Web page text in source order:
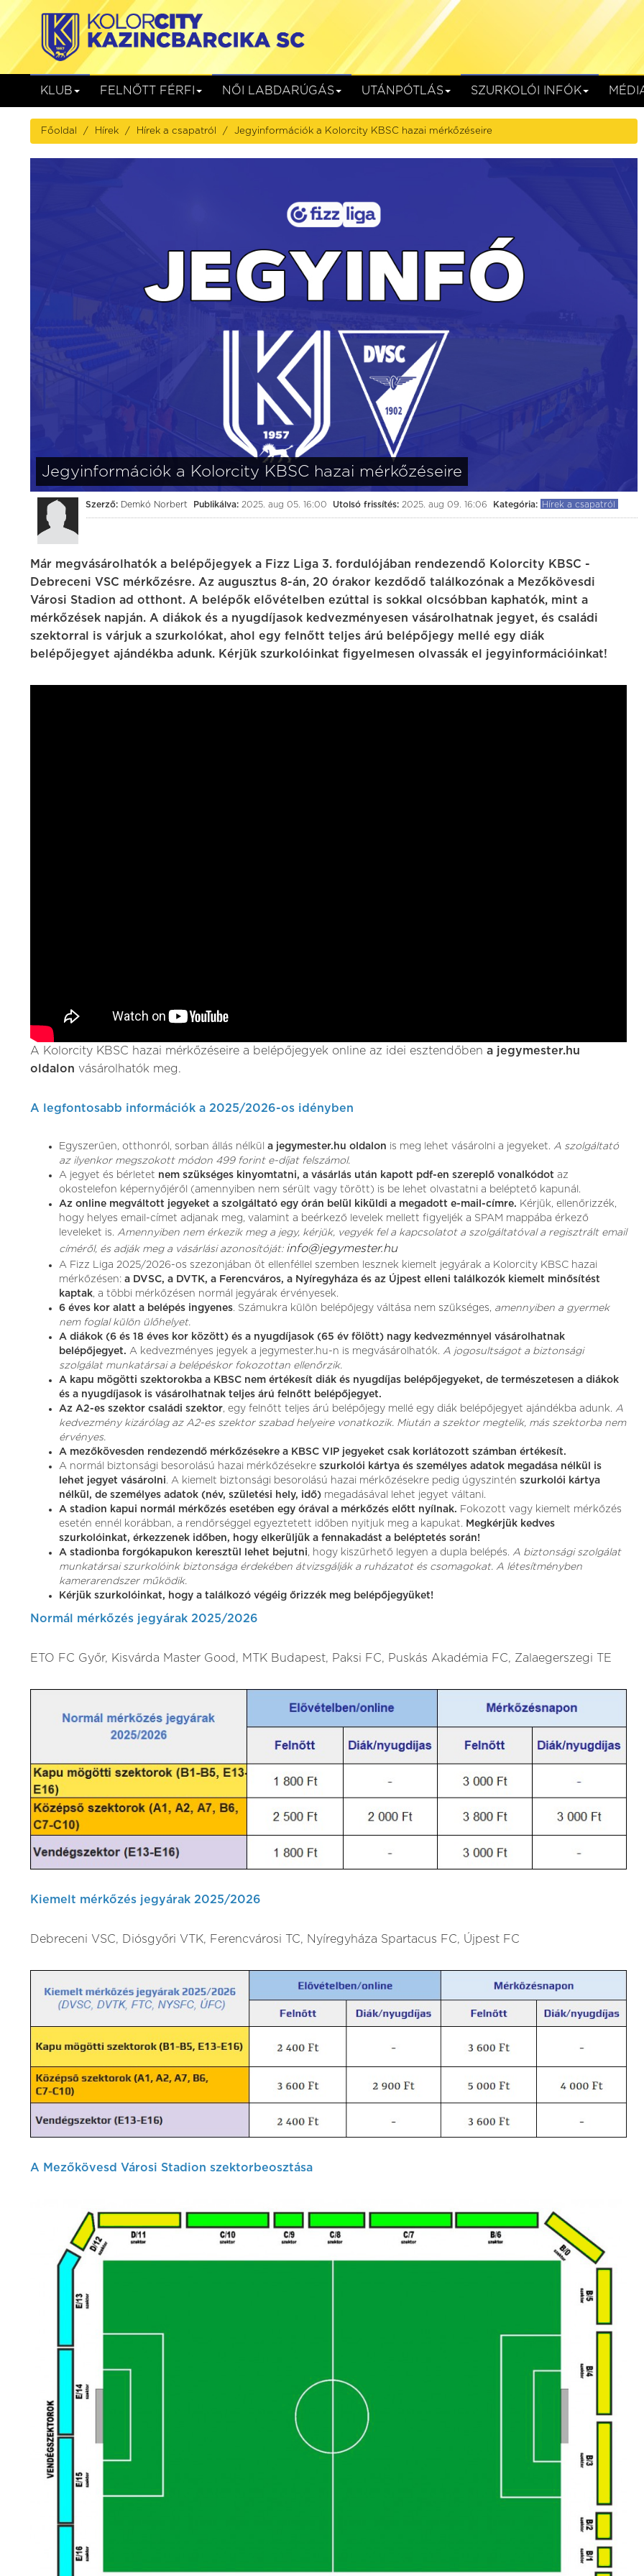
KLUB FELNŐTT FÉRFI NŐI LABDARÚGÁS UTÁNPÓTLÁS SZURKOLÓI INFÓK
Főoldal Hírek Hírek a csapatról Jegyinformációk a Kolorcity KBSC hazai mérkőzéseire
Jegyinformációk a Kolorcity KBSC hazai mérkőzéseire
Szerző: Demkó Norbert Publikálva: 2025. aug 05. 16:00 Utolsó frissítés: 2025. aug 09. 16:06 Kategória: Hírek a csapatról
Már megvásárolhatók a belépőjegyek a Fizz Liga 3. fordulójában rendezendő Kolorcity KBSC -
Debreceni VSC mérkőzésre. Az augusztus 8-án, 20 órakor kezdődő találkozónak a Mezőkövesdi
Városi Stadion ad otthont. A belépők elővételben ezúttal is sokkal olcsóbban kaphatók, mint a
mérkőzések napján. A diákok és a nyugdíjasok kedvezményesen vásárolhatnak jegyet, és családi
szektorral is várjuk a szurkolókat, ahol egy felnőtt teljes árú belépőjegy mellé egy diák
belépőjegyet ajándékba adunk. Kérjük szurkolóinkat figyelmesen olvassák el jegyinformációinkat!
A Kolorcity KBSC hazai mérkőzéseire a belépőjegyek online az idei esztendőben a jegymester.hu
oldalon vásárolhatók meg.
A legfontosabb információk a 2025/2026-os idényben
Egyszerűen, otthonról, sorban állás nélkül a jegymester.hu oldalon is meg lehet vásárolni a jegyeket. A szolgáltató
az ilyenkor megszokott módon 499 forint e-díjat felszámol.
A jegyet és bérletet nem szükséges kinyomtatni, a vásárlás után kapott pdf-en szereplő vonalkódot az
okostelefon képernyőjéről (amennyiben nem sérült vagy törött) is be lehet olvastatni a beléptető kapunál.
Az online megváltott jegyeket a szolgáltató egy órán belül kiküldi a megadott e-mail-címre. Kérjük, ellenőrizzék,
hogy helyes email-címet adjanak meg, valamint a beérkező levelek mellett figyeljék a SPAM mappába érkező
leveleket is. Amennyiben nem érkezik meg a jegy, kérjük, vegyék fel a kapcsolatot a szolgáltatóval a regisztrált email
címéről, és adják meg a vásárlási azonosítóját: info@jegymester.hu
A Fizz Liga 2025/2026-os szezonjában öt ellenféllel szemben lesznek kiemelt jegyárak a Kolorcity KBSC hazai
mérkőzésen: a DVSC, a DVTK, a Ferencváros, a Nyíregyháza és az Újpest elleni találkozók kiemelt minősítést
kaptak, a többi mérkőzésen normál jegyárak érvényesek.
6 éves kor alatt a belépés ingyenes. Számukra külön belépőjegy váltása nem szükséges, amennyiben a gyermek
nem foglal külön ülőhelyet.
A diákok (6 és 18 éves kor között) és a nyugdíjasok (65 év fölött) nagy kedvezménnyel vásárolhatnak
belépőjegyet. A kedvezményes jegyek a jegymester.hu-n is megvásárolhatók. A jogosultságot a biztonsági
szolgálat munkatársai a belépéskor fokozottan ellenőrzik.
A kapu mögötti szektorokba a KBSC nem értékesít diák és nyugdíjas belépőjegyeket, de természetesen a diákok
és a nyugdíjasok is vásárolhatnak teljes árú felnőtt belépőjegyet.
Az A2-es szektor családi szektor, egy felnőtt teljes árú belépőjegy mellé egy diák belépőjegyet ajándékba adunk. A
kedvezmény kizárólag az A2-es szektor szabad helyeire vonatkozik. Miután a szektor megtelik, más szektorba nem
érvényes.
A mezőkövesden rendezendő mérkőzésekre a KBSC VIP jegyeket csak korlátozott számban értékesít.
A normál biztonsági besorolású hazai mérkőzésekre szurkolói kártya és személyes adatok megadása nélkül is
lehet jegyet vásárolni. A kiemelt biztonsági besorolású hazai mérkőzésekre pedig úgyszintén szurkolói kártya
nélkül, de személyes adatok (név, születési hely, idő) megadásával lehet jegyet váltani.
A stadion kapui normál mérkőzés esetében egy órával a mérkőzés előtt nyílnak. Fokozott vagy kiemelt mérkőzés
esetén ennél korábban, a rendőrséggel egyeztetett időben nyitjuk meg a kapukat. Megkérjük kedves
szurkolóinkat, érkezzenek időben, hogy elkerüljük a fennakadást a beléptetés során!
A stadionba forgókapukon keresztül lehet bejutni, hogy kiszűrhető legyen a dupla belépés. A biztonsági szolgálat
munkatársai szurkolóink biztonsága érdekében átvizsgálják a ruházatot és csomagokat. A létesítményben
kamerarendszer működik.
Kérjük szurkolóinkat, hogy a találkozó végéig őrizzék meg belépőjegyüket!
Normál mérkőzés jegyárak 2025/2026
ETO FC Győr, Kisvárda Master Good, MTK Budapest, Paksi FC, Puskás Akadémia FC, Zalaegerszegi TE
Kiemelt mérkőzés jegyárak 2025/2026
Debreceni VSC, Diósgyőri VTK, Ferencvárosi TC, Nyíregyháza Spartacus FC, Újpest FC
A Mezőkövesd Városi Stadion szektorbeosztása
Kolorcity KBSC
augusztus 08. (szombat) 17:00
Kazincbarcika, Kolorcity Aréna
augusztus 15. (szombat) 17:30
Videoton FC Fehérvár
augusztus 01. (szombat) 17:30
BVSC-Zugló